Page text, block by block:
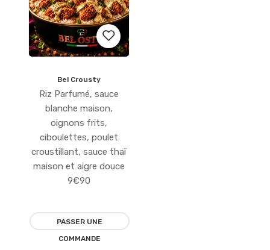
Ajouter
à la
liste
d’envies
Bel Crousty
Riz Parfumé, sauce
blanche maison,
oignons frits,
ciboulettes, poulet
croustillant, sauce thaï
maison et aigre douce
9€90
PASSER UNE
COMMANDE